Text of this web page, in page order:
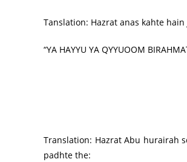
Tanslation: Hazrat anas kahte
“YA HAYYU YA QYYUOOM
Translation: Hazrat Abu hurairah
padhte the: